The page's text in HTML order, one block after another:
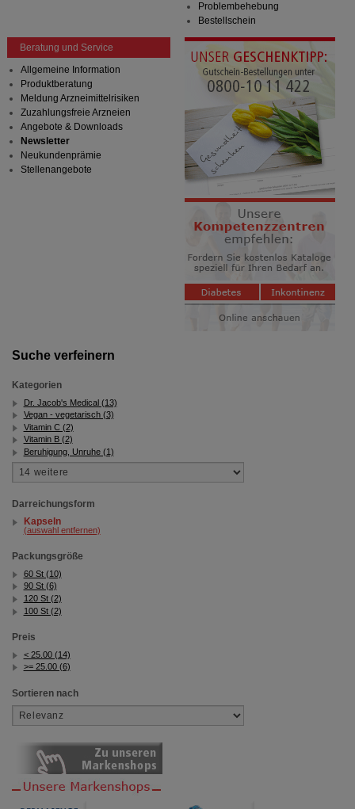
Statistik & Tracking:
Hierüber lassen sich
Informationen über die Art und Weise der Nutzung
unserer Website sammeln, mit deren Hilfe wir unsere
Website weiter für Sie optimieren können, den Inhalt
auf unserer Website aber auch die Werbung auf
Drittseiten möglichst relevant für Sie zu gestalten.
Bitte beachten Sie, dass Daten hierfür teilweise an
Dritte wie z.B. Google oder soziale Medien
übertragen werden.
Suche verfeinern
Kategorien
Dr. Jacob's Medical (13)
Vegan - vegetarisch (3)
Vitamin C (2)
Vitamin B (2)
Beruhigung, Unruhe (1)
Darreichungsform
Kapseln
(auswahl entfernen)
Packungsgröße
60 St (10)
90 St (6)
120 St (2)
100 St (2)
Preis
< 25.00 (14)
>= 25.00 (6)
Sortieren nach
Problembehebung
Bestellschein
Beratung und Service
Allgemeine Information
Produktberatung
Meldung Arzneimittelrisiken
Zuzahlungsfreie Arzneien
Angebote & Downloads
Newsletter
Neukundenprämie
Stellenangebote